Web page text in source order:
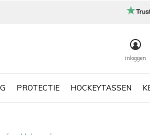
PROTECTIE HOCKEYTASSEN
inloggen